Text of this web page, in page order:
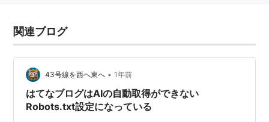
追記などをして下さるユーザーを求めています。
関連ブログ
43号線を西へ東へ • 1年前
はてなブログはAIの自動取得ができない
Robots.txt設定になっている